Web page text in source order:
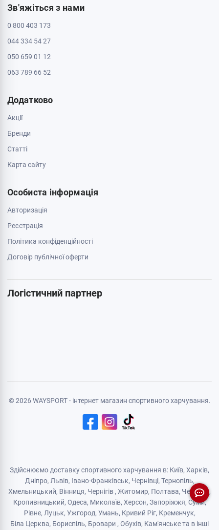
Черкаси, 18005, бул. Шевченка, 195
Інформація
Контакти
Доставка і оплата
Обмін та повернення
Зв'яжіться з нами
0 800 403 173
044 334 54 27
063 789 66 52
Додатково
Акції
Бренди
Карта сайту
Договір публічної оферти
Логістичний партнер
© 2026 WAYSPORT - інтернет магазин спортивного харчування.